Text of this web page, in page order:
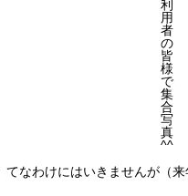
利
用
者
の
皆
様
で
集
合
写
真
^^
てなわけにはいきませんが（